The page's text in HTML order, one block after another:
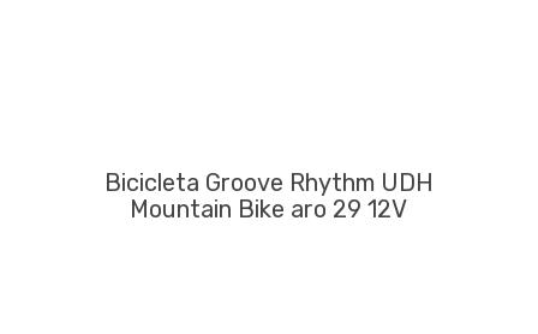
Bicicleta Groove Rhythm UDH
Mountain Bike aro 29 12V